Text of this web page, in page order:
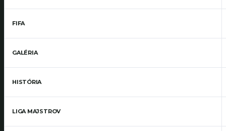
FIFA
GALÉRIA
HISTÓRIA
LIGA MAJSTROV